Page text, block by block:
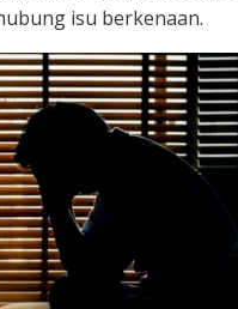
isu berkenaan.